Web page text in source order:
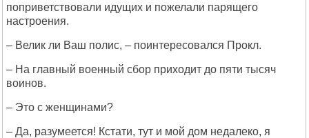
поприветствовали идущих и пожелали парящего
настроения.
– Велик ли Ваш полис, – поинтересовался Прокл.
– На главный военный сбор приходит до пяти тысяч
воинов.
– Это с женщинами?
– Да, разумеется! Кстати, тут и мой дом недалеко, я